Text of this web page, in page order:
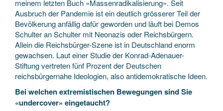
meinem letzten Buch «Massenradikalisierung». Seit
Ausbruch der Pandemie ist ein deutlich grösserer Teil der
Bevölkerung anfällig dafür geworden und läuft bei Demos
Schulter an Schulter mit Neonazis oder Reichsbürgern.
Allein die Reichsbürger-Szene ist in Deutschland enorm
gewachsen. Laut einer Studie der Konrad-Adenauer-
Stiftung vertreten fünf Prozent der Deutschen
reichsbürgernahe Ideologien, also antidemokratische Ideen.
Bei welchen extremistischen Bewegungen sind Sie
«undercover» eingetaucht?